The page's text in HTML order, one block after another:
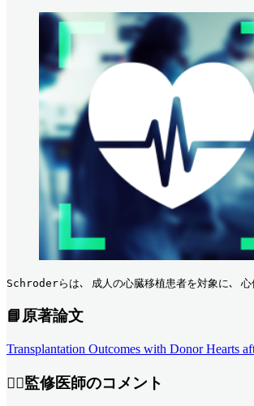
Schroderらは､ 成人の心臓移植患者を対象に､ 心
📘原著論文
Transplantation Outcomes with Donor Hearts
👨‍⚕️監修医師のコメント